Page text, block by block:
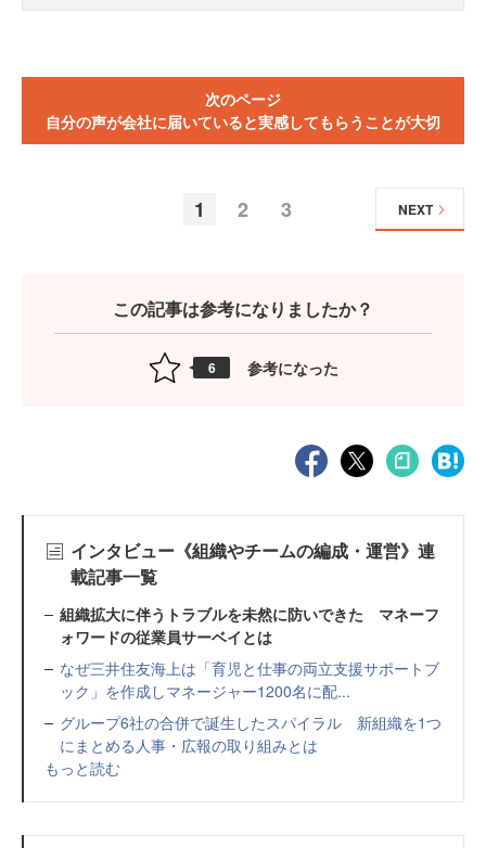
次のページ
自分の声が会社に届いていると実感してもらうことが大切
1 2 3 NEXT
この記事は参考になりましたか？
6 参考になった
インタビュー《組織やチームの編成・運営》連
載記事一覧
組織拡大に伴うトラブルを未然に防いできた マネーフ
ォワードの従業員サーベイとは
なぜ三井住友海上は「育児と仕事の両立支援サポートブ
ック」を作成しマネージャー1200名に配...
グループ6社の合併で誕生したスパイラル 新組織を1つ
にまとめる人事・広報の取り組みとは
もっと読む